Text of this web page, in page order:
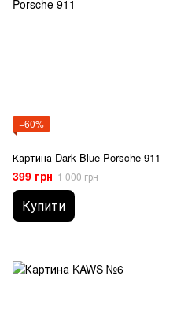
−60%
Картина Dark Blue Porsche 911
399 грн 1 000 грн
Купити